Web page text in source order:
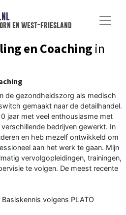
en west-friesland
en Coaching in
de gezondheidszorg als medisch
gemaakt naar de detailhandel.
jaar met veel enthousiasme met
bedrijven gewerkt. In
en heb mezelf ontwikkeld om
aan het werk te gaan. Mijn
vervolgopleidingen, trainingen,
te volgen. De meest recente
volgens PLATO